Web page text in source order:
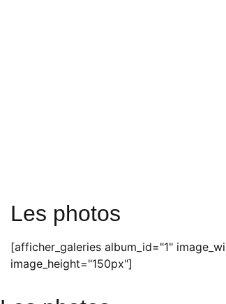
Les photos
[afficher_galeries album_id="1"
image_height="150px"]